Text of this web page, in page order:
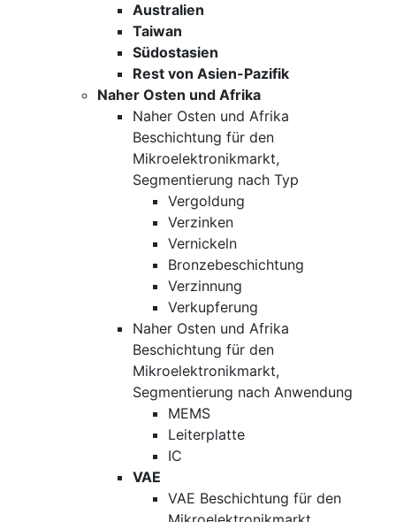
Australien
Taiwan
Südostasien
Rest von Asien-Pazifik
Naher Osten und Afrika
Naher Osten und Afrika
Beschichtung für den
Mikroelektronikmarkt,
Segmentierung nach Typ
Vergoldung
Verzinken
Vernickeln
Bronzebeschichtung
Verzinnung
Verkupferung
Naher Osten und Afrika
Beschichtung für den
Mikroelektronikmarkt,
Segmentierung nach Anwendung
MEMS
Leiterplatte
IC
VAE
VAE Beschichtung für den